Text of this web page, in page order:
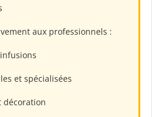
aux professionnels :
et spécialisées
décoration